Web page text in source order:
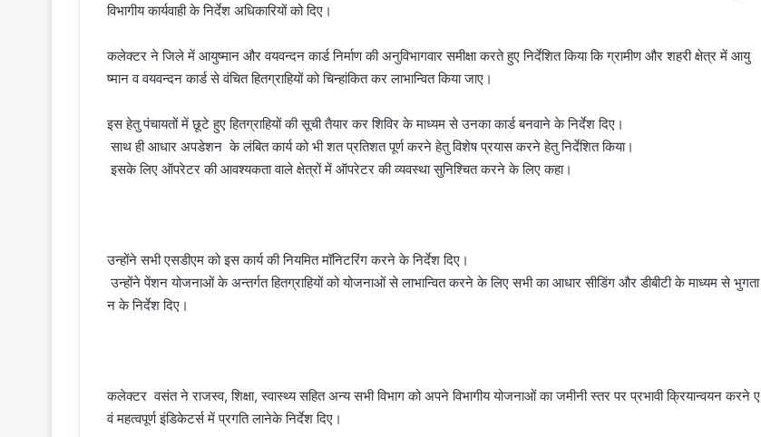
विभागीय कार्यवाही के निर्देश अधिकारियों को दिए।
कलेक्टर ने जिले में आयुष्मान और वयवन्दन कार्ड निर्माण की अनुविभागवार समीक्षा करते हुए निर्देशित किया कि ग्रामीण और शहरी क्षेत्र में आयु
ष्मान व वयवन्दन कार्ड से वंचित हितग्राहियों को चिन्हांकित कर लाभान्वित किया जाए।
इस हेतु पंचायतों में छूटे हुए हितग्राहियों की सूची तैयार कर शिविर के माध्यम से उनका कार्ड बनवाने के निर्देश दिए।
साथ ही आधार अपडेशन के लंबित कार्य को भी शत प्रतिशत पूर्ण करने हेतु विशेष प्रयास करने हेतु निर्देशित किया।
इसके लिए ऑपरेटर की आवश्यकता वाले क्षेत्रों में ऑपरेटर की व्यवस्था सुनिश्चित करने के लिए कहा।
उन्होंने सभी एसडीएम को इस कार्य की नियमित मॉनिटरिंग करने के निर्देश दिए।
उन्होंने पेंशन योजनाओं के अन्तर्गत हितग्राहियों को योजनाओं से लाभान्वित करने के लिए सभी का आधार सीडिंग और डीबीटी के माध्यम से भुगता
न के निर्देश दिए।
कलेक्टर वसंत ने राजस्व, शिक्षा, स्वास्थ्य सहित अन्य सभी विभाग को अपने विभागीय योजनाओं का जमीनी स्तर पर प्रभावी क्रियान्वयन करने ए
वं महत्वपूर्ण इंडिकेटर्स में प्रगति लानेके निर्देश दिए।